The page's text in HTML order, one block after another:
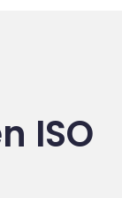
ISO